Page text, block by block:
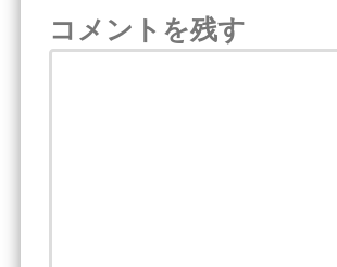
コメントを残す